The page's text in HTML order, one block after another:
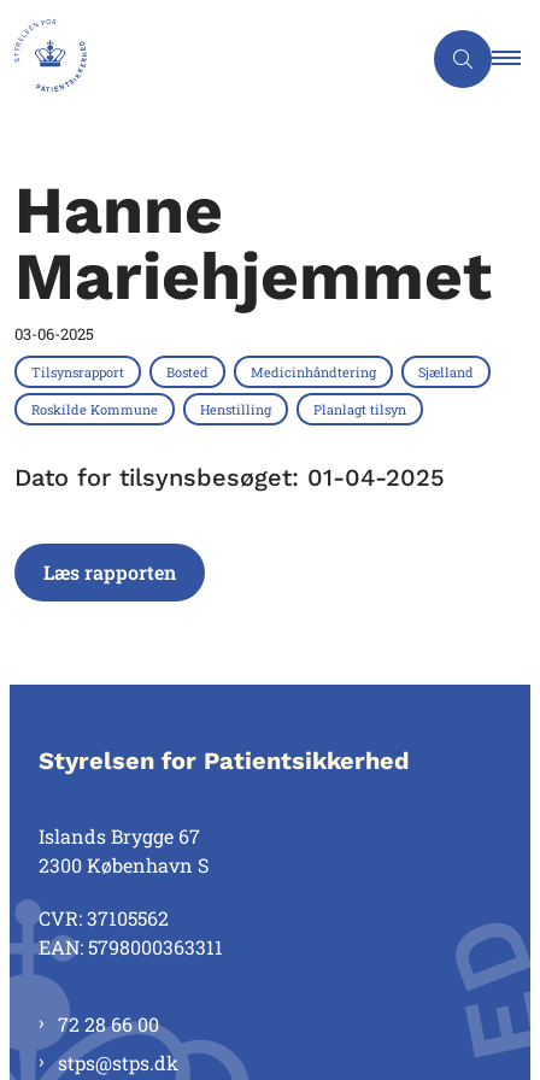
Hanne
Mariehjemmet
03-06-2025
Tilsynsrapport Bosted Medicinhåndtering Sjælland
Roskilde Kommune Henstilling Planlagt tilsyn
Dato for tilsynsbesøget: 01-04-2025
Læs rapporten
Styrelsen for Patientsikkerhed
Islands Brygge 67
2300 København S
CVR: 37105562
EAN: 5798000363311
72 28 66 00
stps@stps.dk